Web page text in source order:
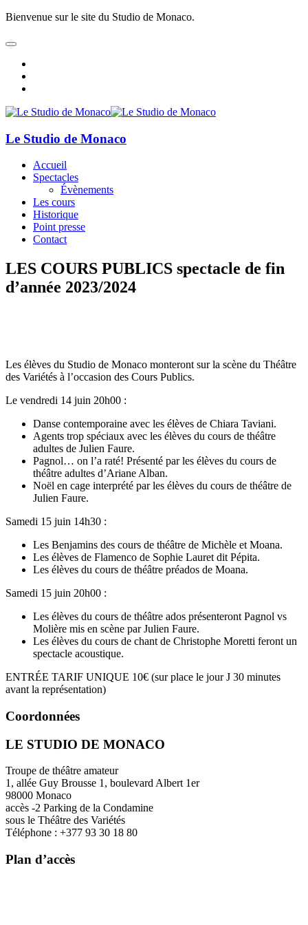
Bienvenue sur le site du Studio de Monaco.
Le Studio de Monaco
Accueil
Spectacles
Évènements
Les cours
Historique
Point presse
Contact
LES COURS PUBLICS spectacle de fin
d’année 2023/2024
Les élèves du Studio de Monaco monteront sur la scène du Théâtre
des Variétés à l’occasion des Cours Publics.
Le vendredi 14 juin 20h00 :
Danse contemporaine avec les élèves de Chiara Taviani.
Agents trop spéciaux avec les élèves du cours de théâtre
adultes de Julien Faure.
Pagnol… on l’a raté! Présenté par les élèves du cours de
théâtre adultes d’Ariane Alban.
Noël en cage interprété par les élèves du cours de théâtre de
Julien Faure.
Samedi 15 juin 14h30 :
Les Benjamins des cours de théâtre de Michèle et Moana.
Les élèves de Flamenco de Sophie Lauret dit Pépita.
Les élèves du cours de théâtre préados de Moana.
Samedi 15 juin 20h00 :
Les élèves du cours de théâtre ados présenteront Pagnol vs
Molière mis en scène par Julien Faure.
Les élèves du cours de chant de Christophe Moretti feront un
spectacle acoustique.
ENTRÉE TARIF UNIQUE 10€ (sur place le jour J 30 minutes
avant la représentation)
Coordonnées
LE STUDIO DE MONACO
Troupe de théâtre amateur
1, allée Guy Brousse 1, boulevard Albert 1er
98000 Monaco
accès -2 Parking de la Condamine
sous le Théâtre des Variétés
Téléphone : +377 93 30 18 80
Plan d’accès